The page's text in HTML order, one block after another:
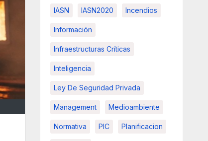
IASN IASN2020 Incendios
Información
Infraestructuras Críticas
Inteligencia
Ley De Seguridad Privada
Management Medioambiente
Normativa PIC Planificacion